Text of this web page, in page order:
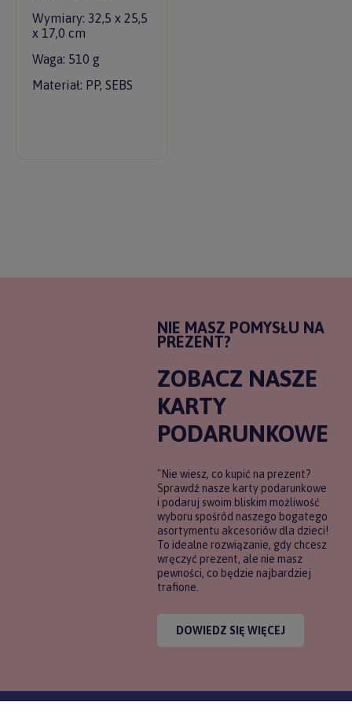
Wymiary: 32,5 x 25,5
x 17,0 cm
Waga: 510 g
Materiał: PP, SEBS
NIE MASZ POMYSŁU NA
PREZENT?
ZOBACZ NASZE
KARTY
PODARUNKOWE
"Nie wiesz, co kupić na prezent?
Sprawdź nasze karty podarunkowe
i podaruj swoim bliskim możliwość
wyboru spośród naszego bogatego
asortymentu akcesoriów dla dzieci!
To idealne rozwiązanie, gdy chcesz
wręczyć prezent, ale nie masz
pewności, co będzie najbardziej
trafione.
DOWIEDZ SIĘ WIĘCEJ